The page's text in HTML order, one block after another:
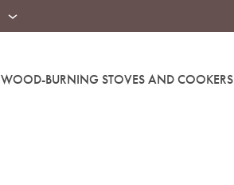
WOOD-BURNING STOVES AND COOKERS